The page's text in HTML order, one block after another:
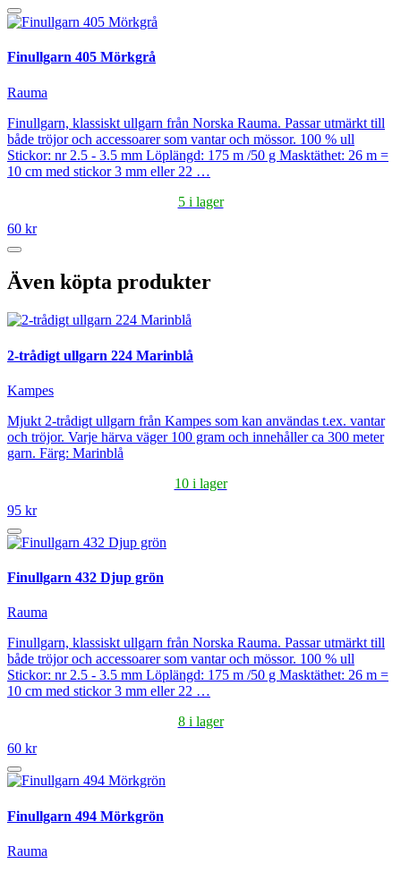
Finullgarn 405 Mörkgrå
Rauma
Finullgarn, klassiskt ullgarn från Norska Rauma. Passar utmärkt till
både tröjor och accessoarer som vantar och mössor. 100 % ull
Stickor: nr 2.5 - 3.5 mm Löplängd: 175 m /50 g Masktäthet: 26 m =
10 cm med stickor 3 mm eller 22 …
5 i lager
60 kr
Även köpta produkter
2-trådigt ullgarn 224 Marinblå
Kampes
Mjukt 2-trådigt ullgarn från Kampes som kan användas t.ex. vantar
och tröjor. Varje härva väger 100 gram och innehåller ca 300 meter
garn. Färg: Marinblå
10 i lager
95 kr
Finullgarn 432 Djup grön
Rauma
Finullgarn, klassiskt ullgarn från Norska Rauma. Passar utmärkt till
både tröjor och accessoarer som vantar och mössor. 100 % ull
Stickor: nr 2.5 - 3.5 mm Löplängd: 175 m /50 g Masktäthet: 26 m =
10 cm med stickor 3 mm eller 22 …
8 i lager
60 kr
Finullgarn 494 Mörkgrön
Rauma